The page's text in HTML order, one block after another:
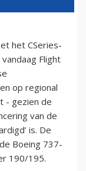
het CSeries-
Flight
op regional
- gezien de
van de
is. De
Boeing 737-
190/195.